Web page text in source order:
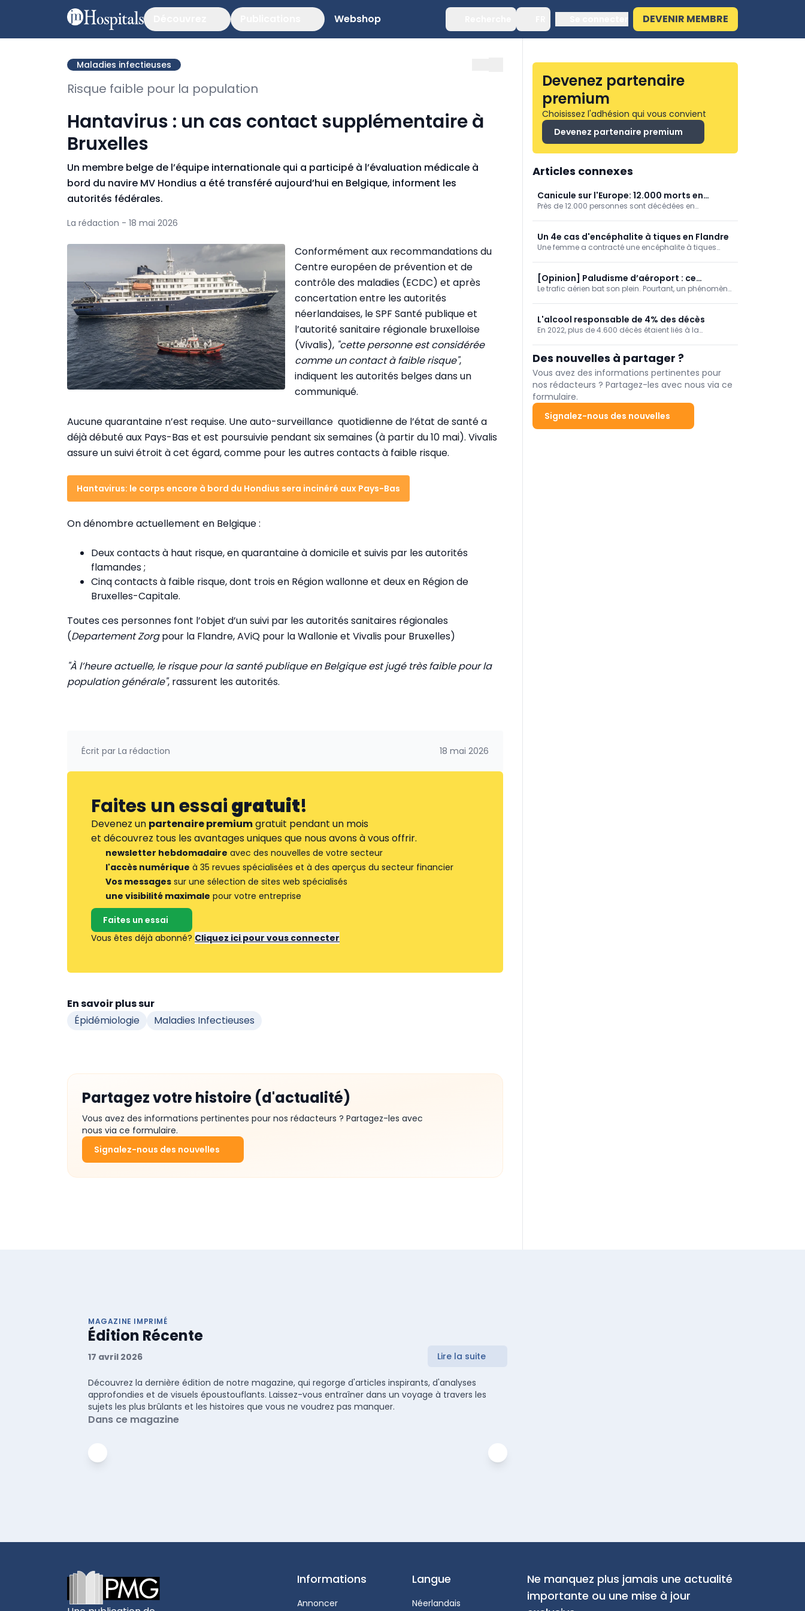
Webshop DEVENIR MEMBRE
Maladies infectieuses
Risque faible pour la population
Hantavirus : un cas contact supplémentaire à
Bruxelles
Un membre belge de l’équipe internationale qui a participé à l’évaluation médicale à
bord du navire MV Hondius a été transféré aujourd’hui en Belgique, informent les
autorités fédérales.
La rédaction - 18 mai 2026
Conformément aux recommandations du
Centre européen de prévention et de
contrôle des maladies (ECDC) et après
concertation entre les autorités
néerlandaises, le SPF Santé publique et
l’autorité sanitaire régionale bruxelloise
(Vivalis), "cette personne est considérée
comme un contact à faible risque",
indiquent les autorités belges dans un
communiqué.
Aucune quarantaine n’est requise. Une auto-surveillance quotidienne de l’état de santé a
déjà débuté aux Pays-Bas et est poursuivie pendant six semaines (à partir du 10 mai). Vivalis
assure un suivi étroit à cet égard, comme pour les autres contacts à faible risque.
Hantavirus: le corps encore à bord du Hondius sera incinéré aux Pays-Bas
On dénombre actuellement en Belgique :
Deux contacts à haut risque, en quarantaine à domicile et suivis par les autorités
flamandes ;
Cinq contacts à faible risque, dont trois en Région wallonne et deux en Région de
Bruxelles-Capitale.
Toutes ces personnes font l’objet d’un suivi par les autorités sanitaires régionales
(Departement Zorgpour la Flandre, AViQ pour la Wallonie et Vivalis pour Bruxelles)
"À l’heure actuelle, le risque pour la santé publique en Belgique est jugé très faible pour la
population générale", rassurent les autorités.
Écrit par La rédaction 18 mai 2026
Faites un essaigratuit!
Devenez un partenaire premiumgratuit pendant un mois
et découvrez tous les avantages uniques que nous avons à vous offrir.
newsletter hebdomadaire avec des nouvelles de votre secteur
l'accès numérique à 35 revues spécialisées et à des aperçus du secteur financier
Vos messages sur une sélection de sites web spécialisés
une visibilité maximale pour votre entreprise
Faites un essai
Vous êtes déjà abonné? Cliquez ici pour vous connecter
En savoir plus sur
Épidémiologie
Maladies Infectieuses
Partagez votre histoire (d'actualité)
Vous avez des informations pertinentes pour nos rédacteurs ? Partagez-les avec
nous via ce formulaire.
Signalez-nous des nouvelles
Devenez partenaire
premium
Choisissez l'adhésion qui vous convient
Devenez partenaire premium
Articles connexes
Canicule sur l'Europe: 12.000 morts en
Allemagne
Près de 12.000 personnes sont décédées en
Un 4e cas d'encéphalite à tiques en Flandre
Une femme a contracté une encéphalite à tiques
flamande en charge des soins et de la santé. C'est le
4e cas recensé cette année en Flandre, contre aucun
[Opinion] Paludisme d’aéroport : ce
moustique voyage à tire-d’ailes !
Le trafic aérien bat son plein. Pourtant, un phénomène
L'alcool responsable de 4% des décès
En 2022, plus de 4.600 décès étaient liés à la
des ans, en particulier dans la Région de Bruxelles-
Capitale.
Des nouvelles à partager ?
Vous avez des informations pertinentes pour
nos rédacteurs ? Partagez-les avec nous via ce
formulaire.
Signalez-nous des nouvelles
MAGAZINE IMPRIMÉ
Édition Récente
17 avril 2026 Lire la suite
Découvrez la dernière édition de notre magazine, qui regorge d'articles inspirants, d'analyses
approfondies et de visuels époustouflants. Laissez-vous entraîner dans un voyage à travers les
sujets les plus brûlants et les histoires que vous ne voudrez pas manquer.
Dans ce magazine
Informations
Annoncer
Langue
Néerlandais
Ne manquez plus jamais une actualité
importante ou une mise à jour